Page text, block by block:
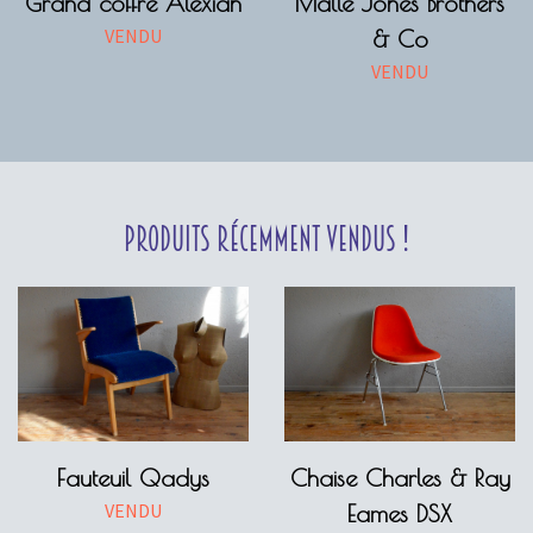
VENDU
& Co
VENDU
Produits récemment vendus !
Fauteuil Qadys
VENDU
Chaise Charles & Ray
Eames DSX